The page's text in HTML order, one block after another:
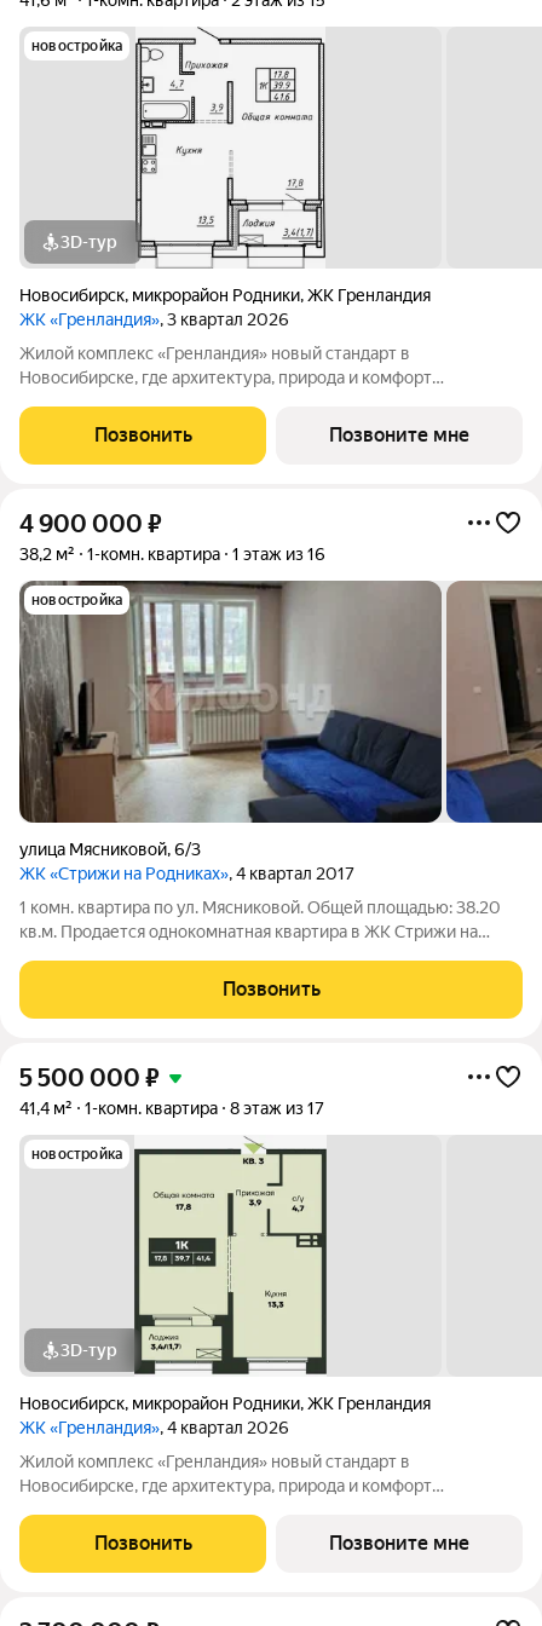
новостройка
3D-тур
Новосибирск, микрорайон Родники,ЖК Гренландия
ЖК «Гренландия», 3 квартал 2026
Жилой комплекс «Гренландия» новый стандарт в
Новосибирске, где архитектура, природа и комфорт
скандинавский стиль жизни: простоту, минимализм, гармонию
с природой. Что делает «Гренландию»
Позвонить Позвоните мне
4 900 000 ₽
38,2 м² 1-комн. квартира 1 этаж из 16
новостройка
улица Мясниковой,6/3
ЖК «Стрижи на Родниках», 4 квартал 2017
1 комн. квартира по ул. Мясниковой. Общей площадью: 38.20
кв.м. Продается однокомнатная квартира в ЖК Стрижи на
Квартира очень теплая, светлая. Мебель и техника остается по
договоренности
Позвонить
5 500 000 ₽
41,4 м² 1-комн. квартира 8 этаж из 17
новостройка
3D-тур
Новосибирск, микрорайон Родники,ЖК Гренландия
ЖК «Гренландия», 4 квартал 2026
Жилой комплекс «Гренландия» новый стандарт в
Новосибирске, где архитектура, природа и комфорт
скандинавский стиль жизни: простоту, минимализм, гармонию
с природой. Что делает «Гренландию»
Позвонить Позвоните мне